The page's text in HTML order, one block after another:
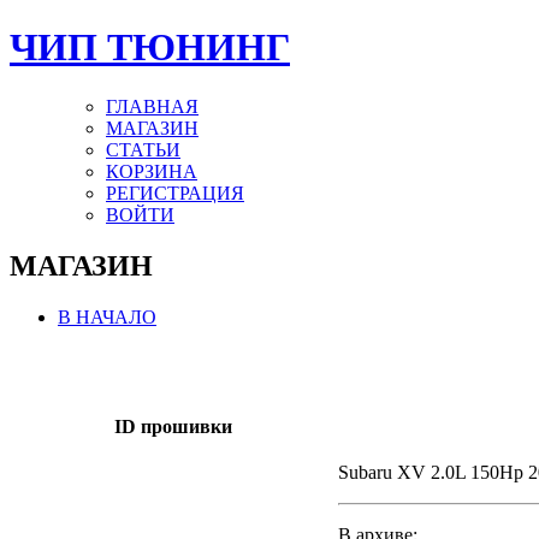
ЧИП ТЮНИНГ
ГЛАВНАЯ
МАГАЗИН
СТАТЬИ
КОРЗИНА
РЕГИСТРАЦИЯ
ВОЙТИ
МАГАЗИН
В НАЧАЛО
ID прошивки
Subaru XV 2.0L 150Hp
В архиве: